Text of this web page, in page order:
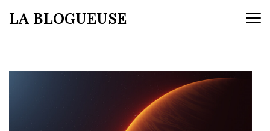
auLA BLOGUEUSE